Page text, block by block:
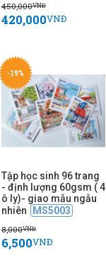
450,000VNĐ
420,000VNĐ
-19%
Tập học sinh 96 trang
- định lượng 60gsm ( 4
ô ly)- giao mẫu ngẫu
nhiên
MS5003
8,000VNĐ
6,500VNĐ